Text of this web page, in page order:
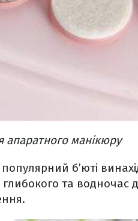
апаратного манікюру
б’юті
глибокого та водночас